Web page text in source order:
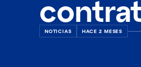
NOTICIAS HACE 2 MESES